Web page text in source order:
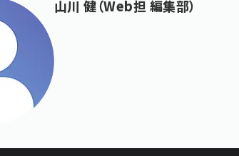
山川 健（Web担 編集部）